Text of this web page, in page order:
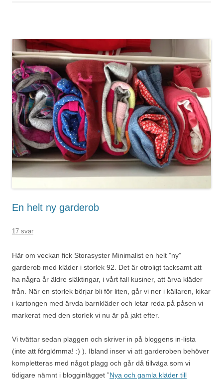
En helt ny garderob
17 svar
Här om veckan fick Storasyster Minimalist en helt ”ny”
garderob med kläder i storlek 92. Det är otroligt tacksamt att
ha några år äldre släktingar, i vårt fall kusiner, att ärva kläder
från. När en storlek börjar bli för liten, går vi ner i källaren, kikar
i kartongen med ärvda barnkläder och letar reda på påsen vi
markerat med den storlek vi nu är på jakt efter.
Vi tvättar sedan plaggen och skriver in på bloggens in-lista
(inte att förglömma! :) ). Ibland inser vi att garderoben behöver
kompletteras med något plagg och går då tillväga som vi
tidigare nämnt i blogginlägget ”Nya och gamla kläder till